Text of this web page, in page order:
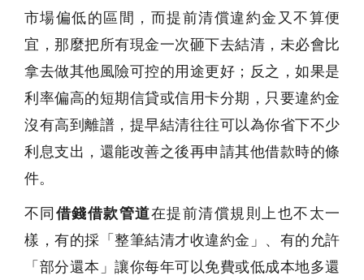
市場偏低的區間，而提前清償違約金又不算便
宜，那麼把所有現金一次砸下去結清，未必會比
拿去做其他風險可控的用途更好；反之，如果是
利率偏高的短期信貸或信用卡分期，只要違約金
沒有高到離譜，提早結清往往可以為你省下不少
利息支出，還能改善之後再申請其他借款時的條
件。
不同 借錢借款管道在提前清償規則上也不太一
樣，有的採「整筆結清才收違約金」、有的允許
「部分還本」讓你每年可以免費或低成本地多還